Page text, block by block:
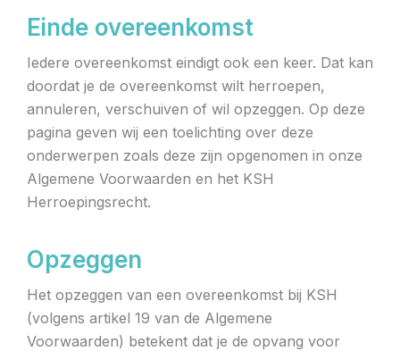
Einde overeenkomst
Iedere overeenkomst eindigt ook een keer. Dat kan
doordat je de overeenkomst wilt herroepen,
annuleren, verschuiven of wil opzeggen. Op deze
pagina geven wij een toelichting over deze
onderwerpen zoals deze zijn opgenomen in onze
Algemene Voorwaarden en het KSH
Herroepingsrecht.
Opzeggen
Het opzeggen van een overeenkomst bij KSH
(volgens artikel 19 van de Algemene
Voorwaarden) betekent dat je de opvang voor